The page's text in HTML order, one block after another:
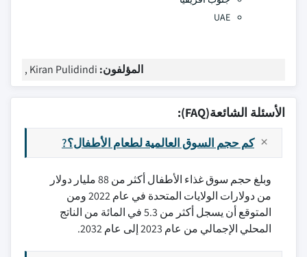
UAE
المؤلفون: Kiran Pulidindi ,
الأسئلة الشائعة(FAQ):
كم حجم السوق العالمية لطعام الأطفال؟?
وبلغ حجم سوق غذاء الأطفال أكثر من 88 مليار دولار
من دولارات الولايات المتحدة في عام 2022 ومن
المتوقع أن يسجل أكثر من 5.3 في المائة من الناتج
المحلي الإجمالي من عام 2023 إلى عام 2032.